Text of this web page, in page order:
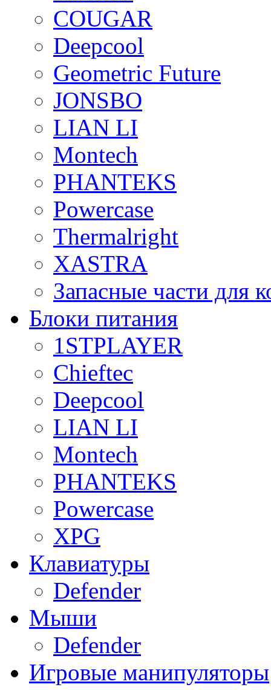
COUGAR
Deepcool
Geometric Future
JONSBO
LIAN LI
Montech
PHANTEKS
Powercase
Thermalright
XASTRA
Запасные части для
Блоки питания
1STPLAYER
Chieftec
Deepcool
LIAN LI
Montech
PHANTEKS
Powercase
XPG
Клавиатуры
Defender
Мыши
Defender
Игровые манипуляторы